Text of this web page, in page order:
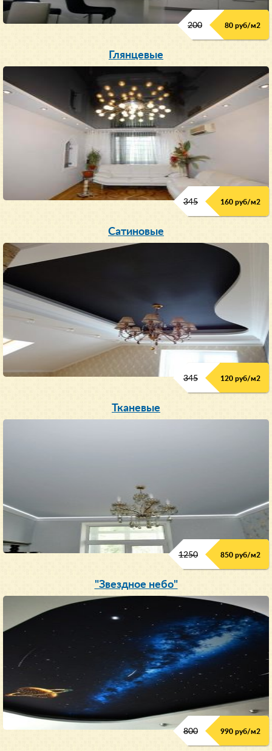
200 80 руб/м2
Глянцевые
345 160 руб/м2
Сатиновые
345 120 руб/м2
Тканевые
1250 850 руб/м2
"Звездное небо"
800 990 руб/м2